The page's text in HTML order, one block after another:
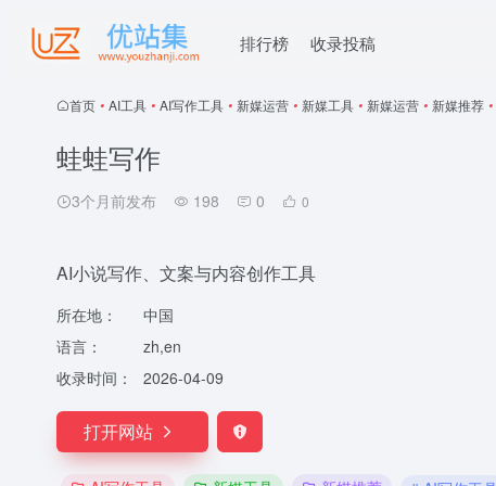
排行榜 收录投稿
首页 • AI工具 • AI写作工具 • 新媒运营 • 新媒工具 • 新媒运营 • 新媒推荐 •
蛙蛙写作
3个月前发布 198 0 0
AI小说写作、文案与内容创作工具
所在地：
中国
语言：
zh,en
收录时间：
2026-04-09
打开网站